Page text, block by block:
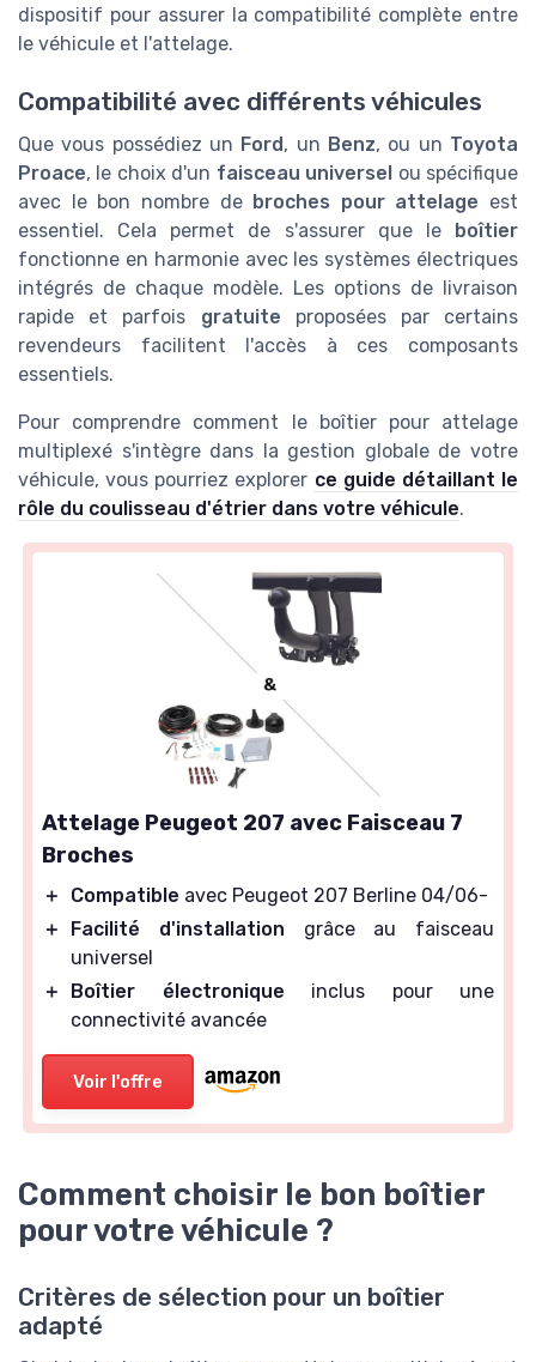
dispositif pour assurer la compatibilité complète entre
le véhicule et l'attelage.
Compatibilité avec différents véhicules
Que vous possédiez un Ford , un Benz, ou un Toyota
Proace, le choix d'un faisceau universel ou spécifique
avec le bon nombre de broches pour attelage est
essentiel. Cela permet de s'assurer que le
boîtier
fonctionne en harmonie avec les systèmes électriques
intégrés de chaque modèle. Les options de livraison
rapide et parfois gratuite proposées par certains
revendeurs facilitent l'accès à ces composants
essentiels.
Pour comprendre comment le boîtier pour attelage
multiplexé s'intègre dans la gestion globale de votre
véhicule, vous pourriez explorer ce guide détaillant le
rôle du coulisseau d'étrier dans votre véhicule.
Attelage Peugeot 207 avec Faisceau 7
Broches
＋ Compatible avec Peugeot 207 Berline 04/06-
＋
Facilité d'installation grâce au faisceau
universel
＋
Boîtier électronique inclus pour une
connectivité avancée
Voir l'offre
Comment choisir le bon boîtier
pour votre véhicule ?
Critères de sélection pour un boîtier
adapté